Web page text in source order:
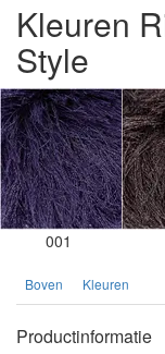
Kleuren
Style
001
Boven Kleuren
Productinformatie